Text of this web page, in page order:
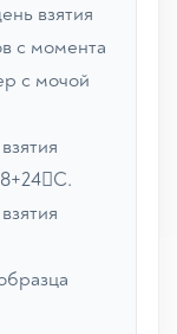
взятия
с момента
с мочой